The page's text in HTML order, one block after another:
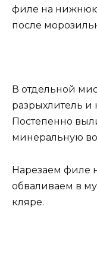
филе на нижнюю
после
В отдельной
разрыхлитель и
Постепенно
минеральную
Нарезаем филе
обваливаем в
кляре.